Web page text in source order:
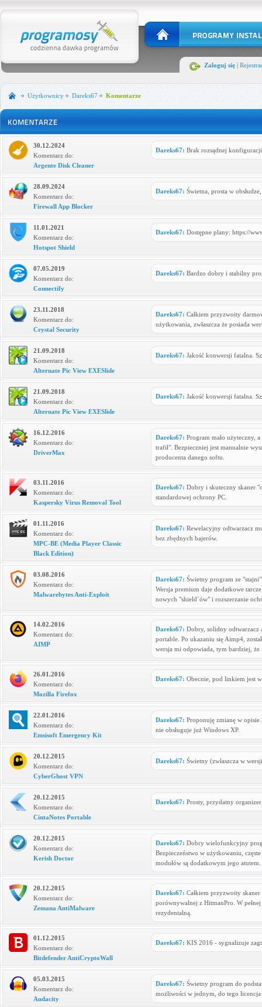
Zaloguj się |
Użytkownicy Dareks67 Komentarze
Dareks67: Brak rozsądnej
30.12.2024
Komentarz do:
Argente Disk Cleaner
Dareks67: Świetna, prosta w
28.09.2024
Komentarz do:
Firewall App Blocker
Dareks67: Dostępne plany: https://
11.01.2021
Komentarz do:
Hotspot Shield
Dareks67: Bardzo dobry i stabilny
07.05.2019
Komentarz do:
Connectify
Dareks67: Całkiem przyzwoity
użytkowania, zwłaszcza że posiada
23.11.2018
Komentarz do:
Crystal Security
Dareks67: Jakość konwersji fatalna.
21.09.2018
Komentarz do:
Alternate Pic View EXESlide
Dareks67: Jakość konwersji fatalna.
21.09.2018
Komentarz do:
Alternate Pic View EXESlide
Dareks67: Program mało użyteczny,
trafił". Bezpieczniej jest manualnie
producenta danego softu.
16.12.2016
Komentarz do:
DriverMax
Dareks67: Dobry i skuteczny skaner
standardowej ochrony PC.
03.11.2016
Komentarz do:
Kaspersky Virus Removal Tool
Dareks67: Rewelacyjny odtwarzacz
bez zbędnych bajerów.
01.11.2016
Komentarz do:
MPC-BE (Media Player Classic
Black Edition)
Dareks67: Świetny program ze
Wersja premium daje dodatkowe
nowych "shield`ów" i rozszerzanie
03.08.2016
Komentarz do:
Malwarebytes Anti-Exploit
Dareks67: Dobry, solidny odtwarzacz
portable. Po ukazaniu się Aimp4,
wersja mi odpowiada, tym bardziej,
14.02.2016
Komentarz do:
AIMP
Dareks67: Obecnie, pod linkiem jest
26.01.2016
Komentarz do:
Mozilla Firefox
Dareks67: Proponuję zmianę w
nie obsługuje już Windows XP.
22.01.2016
Komentarz do:
Emsisoft Emergency Kit
Dareks67: Świetny (zwłaszcza w
20.12.2015
Komentarz do:
CyberGhost VPN
Dareks67: Prosty, przydatny
20.12.2015
Komentarz do:
CintaNotes Portable
Dareks67: Dobry wielofunkcyjny
Bezpieczeństwo w użytkowaniu,
modułów są dodatkowym jego atutem.
20.12.2015
Komentarz do:
Kerish Doctor
Dareks67: Całkiem przyzwoity
porównywalnej z HitmanPro. W
rezydentalną.
20.12.2015
Komentarz do:
Zemana AntiMalware
Dareks67: KIS 2016 - sygnalizuje
01.12.2015
Komentarz do:
Bitdefender AntiCryptoWall
Dareks67: Świetny program do
możliwości w jednym, do tego licencja
05.03.2015
Komentarz do:
Audacity